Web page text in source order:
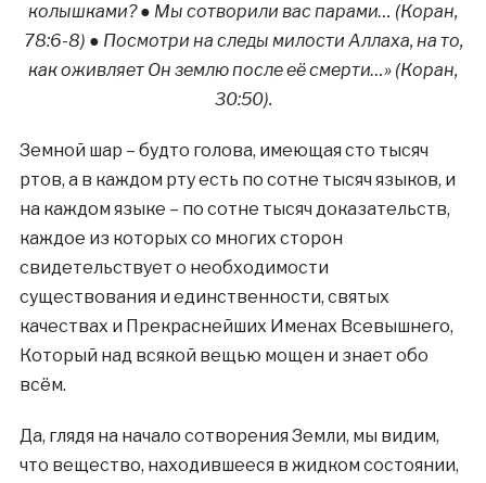
колышками? ● Мы сотворили вас парами… (Коран,
78:6-8) ● Посмотри на следы милости Аллаха, на то,
как оживляет Он землю после её смерти…» (Коран,
30:50).
Земной шар – будто голова, имеющая сто тысяч
ртов, а в каждом рту есть по сотне тысяч языков, и
на каждом языке – по сотне тысяч доказательств,
каждое из которых со многих сторон
свидетельствует о необходимости
существования и единственности, святых
качествах и Прекраснейших Именах Всевышнего,
Который над всякой вещью мощен и знает обо
всём.
Да, глядя на начало сотворения Земли, мы видим,
что вещество, находившееся в жидком состоянии,